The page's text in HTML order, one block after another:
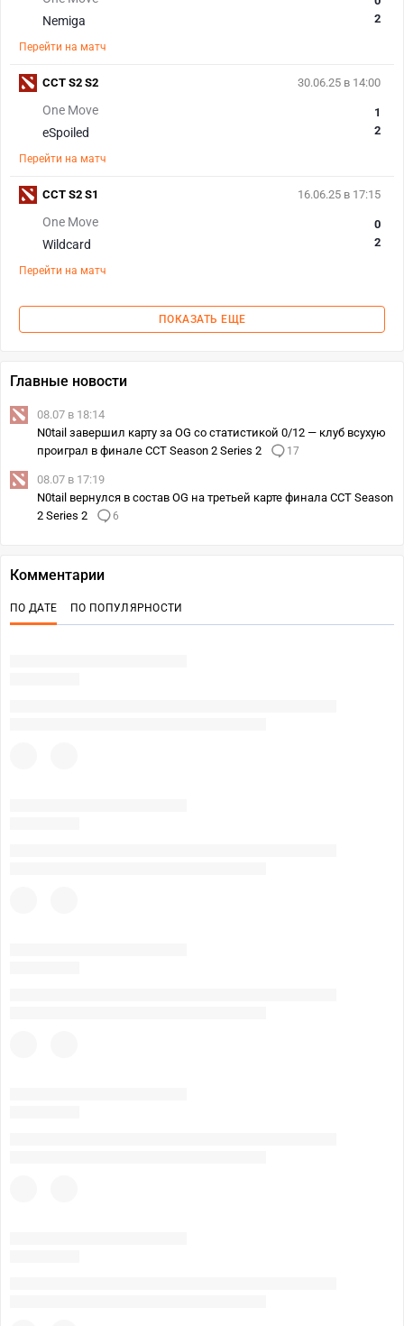
Nemiga
2
Перейти на матч
30.06.25 в 14:00
One Move
eSpoiled
1
2
Перейти на матч
CCT S2 S2
16.06.25 в 17:15
One Move
Wildcard
0
2
Перейти на матч
CCT S2 S1
ПОКАЗАТЬ ЕЩЕ
Главные новости
08.07 в 18:14
N0tail завершил карту за OG со статистикой 0/12 — клуб всухую
проиграл в финале CCT Season 2 Series 2
17
08.07 в 17:19
N0tail вернулся в состав OG на третьей карте финала CCT Season
2 Series 2
6
Комментарии
ПО ДАТЕ ПО ПОПУЛЯРНОСТИ